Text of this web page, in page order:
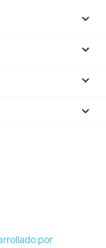



keyboard_arrow_down
por